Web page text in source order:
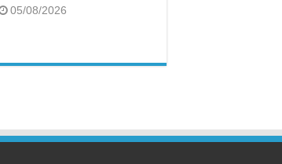
05/08/2026